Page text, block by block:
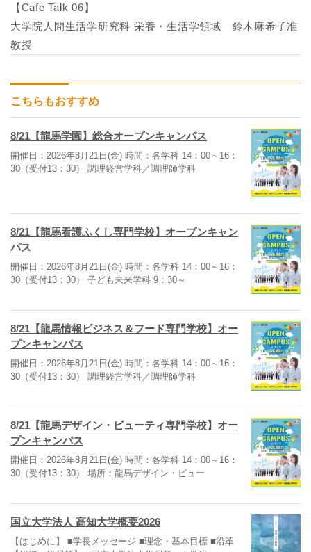
【Cafe Talk 06】
大学院人間生活学研究科 栄養・生活学領域 鈴木麻希子准
教授
こちらもおすすめ
8/21【龍馬学園】総合オープンキャンパス
開催日：2026年8月21日(金) 時間：各学科 14：00～16：
30（受付13：30） 調理経営学科／調理師学科
8/21【龍馬看護ふくし専門学校】オープンキャン
パス
開催日：2026年8月21日(金) 時間：各学科 14：00～16：
30（受付13：30） 子ども未来学科 9：30～
8/21【龍馬情報ビジネス＆フード専門学校】オー
プンキャンパス
開催日：2026年8月21日(金) 時間：各学科 14：00～16：
30（受付13：30） 調理経営学科／調理師学科
8/21【龍馬デザイン・ビューティ専門学校】オー
プンキャンパス
開催日：2026年8月21日(金) 時間：各学科 14：00～16：
30（受付13：30） 場所：龍馬デザイン・ビュー
国立大学法人 高知大学概要2026
【はじめに】 ■学長メッセージ ■理念・基本目標 ■沿革